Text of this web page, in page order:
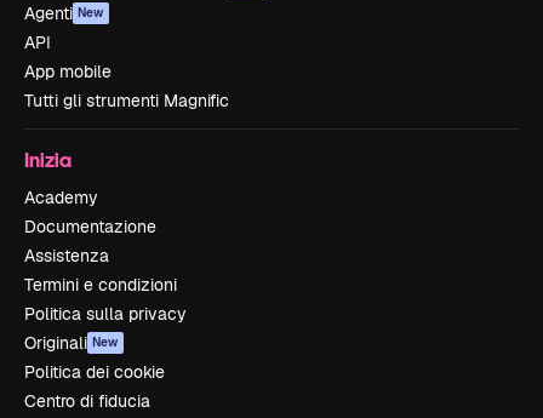
Agenti New
API
App mobile
Tutti gli strumenti Magnific
Inizia
Academy
Documentazione
Assistenza
Termini e condizioni
Politica sulla privacy
Originali New
Politica dei cookie
Centro di fiducia